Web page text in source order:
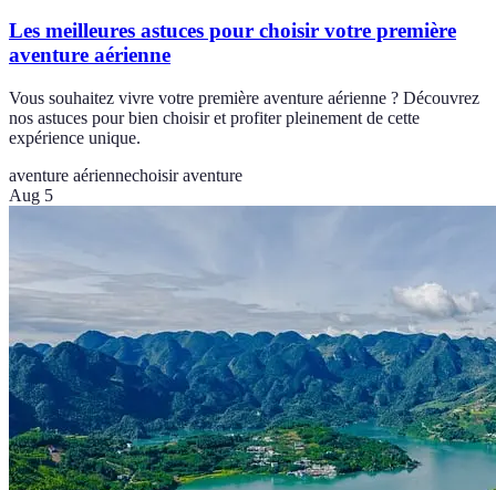
Les meilleures astuces pour choisir votre première
aventure aérienne
Vous souhaitez vivre votre première aventure aérienne ? Découvrez
nos astuces pour bien choisir et profiter pleinement de cette
expérience unique.
aventure aériennechoisir aventure
Aug 5